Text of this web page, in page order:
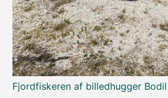
Fjordfiskeren af billedhugger